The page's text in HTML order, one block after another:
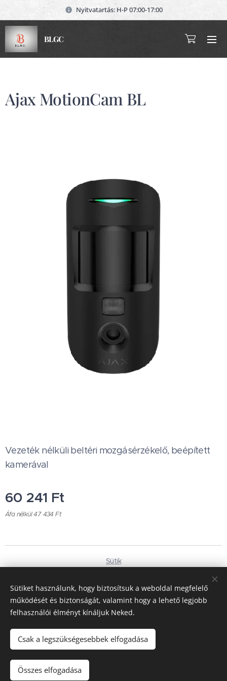
Nyitvatartás: H-P 07:00-17:00
BLGC
Ajax MotionCam BL
Vezeték nélküli beltéri mozgásérzékelő, beépített
kamerával
60 241 Ft
Áfa nélkül 47 434 Ft
Sütik
Magyar
Deutsch
Pénznem
HUF Ft
EUR €
Sütiket használunk, hogy biztosítsuk a weboldal megfelelő
működését és biztonságát, valamint hogy a lehető legjobb
felhasználói élményt kínáljuk Neked.
Csak a legszükségesebbek elfogadása
Összes elfogadása